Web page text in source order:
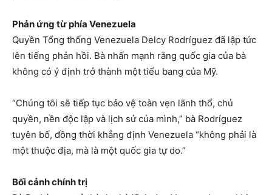
Phản ứng từ phía Venezuela
Quyền Tổng thống Venezuela Delcy Rodríguez đã lập tức
lên tiếng phản hồi. Bà nhấn mạnh rằng quốc gia của bà
không có ý định trở thành một tiểu bang của Mỹ.
“Chúng tôi sẽ tiếp tục bảo vệ toàn vẹn lãnh thổ, chủ
quyền, nền độc lập và lịch sử của mình,” bà Rodríguez
tuyên bố, đồng thời khẳng định Venezuela “không phải là
một thuộc địa, mà là một quốc gia tự do.”
Bối cảnh chính trị